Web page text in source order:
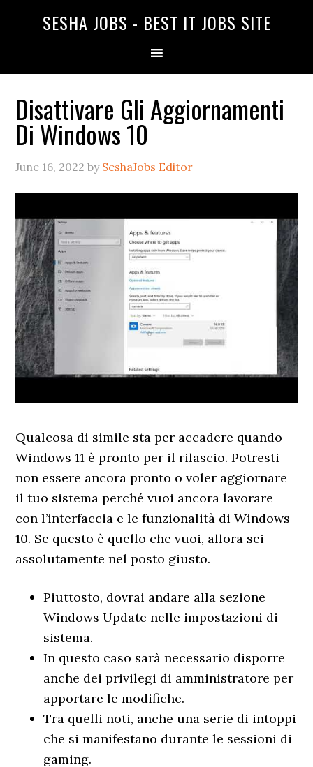
SESHA JOBS - BEST IT JOBS SITE
Disattivare Gli Aggiornamenti
Di Windows 10
June 16, 2022 by SeshaJobs Editor
Qualcosa di simile sta per accadere quando
Windows 11 è pronto per il rilascio. Potresti
non essere ancora pronto o voler aggiornare
il tuo sistema perché vuoi ancora lavorare
con l’interfaccia e le funzionalità di Windows
10. Se questo è quello che vuoi, allora sei
assolutamente nel posto giusto.
Piuttosto, dovrai andare alla sezione
Windows Update nelle impostazioni di
sistema.
In questo caso sarà necessario disporre
anche dei privilegi di amministratore per
apportare le modifiche.
Tra quelli noti, anche una serie di intoppi
che si manifestano durante le sessioni di
gaming.